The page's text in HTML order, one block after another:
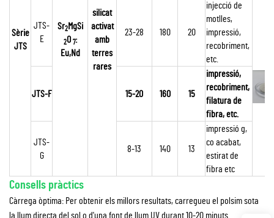
Sèrie
JTS
Sr2MgSi
2O 7:
Eu,Nd
silicat
activat
amb
terres
rares
JTS-
E
23-28 180 20
injecció de
motlles,
impressió,
recobriment,
etc.
JTS-F 15-20 160 15
impressió,
recobriment,
filatura de
fibra, etc.
JTS-
G
8-13 140 13
impressió g,
co acabat,
estirat de
fibra etc
Consells pràctics
Càrrega òptima: Per obtenir els millors resultats, carregueu el polsim sota
la llum directa del sol o d'una font de llum UV durant 10-20 minuts.